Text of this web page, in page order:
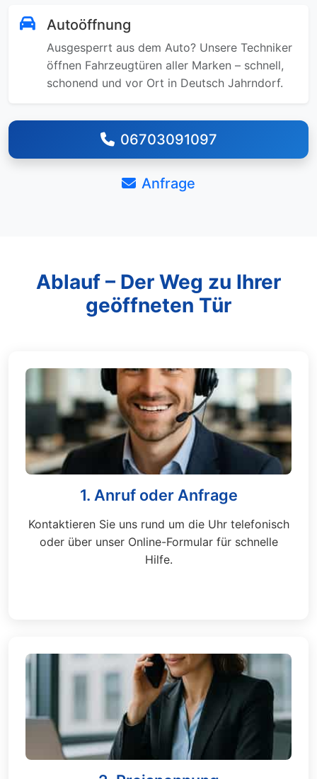
Autoöffnung
Ausgesperrt aus dem Auto? Unsere Techniker
öffnen Fahrzeugtüren aller Marken – schnell,
schonend und vor Ort in Deutsch Jahrndorf.
06703091097
Anfrage
Ablauf – Der Weg zu Ihrer
geöffneten Tür
1. Anruf oder Anfrage
Kontaktieren Sie uns rund um die Uhr telefonisch
oder über unser Online-Formular für schnelle
Hilfe.